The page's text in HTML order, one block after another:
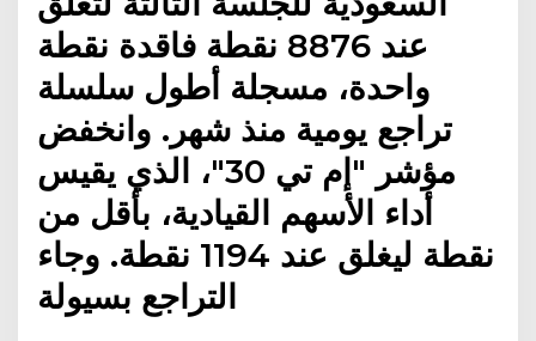
عند 8876 نقطة فاقدة نقطة
واحدة، مسجلة أطول سلسلة
تراجع يومية منذ شهر. وانخفض
مؤشر "إم تي 30"، الذي يقيس
أداء الأسهم القيادية، بأقل من
نقطة ليغلق عند 1194 نقطة. وجاء
التراجع بسيولة